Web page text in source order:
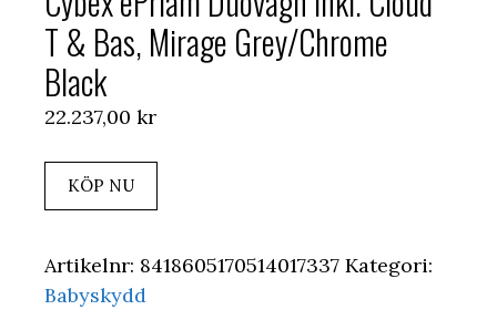
T & Bas, Mirage Grey/Chrome
Black
22.237,00 kr
KÖP NU
Artikelnr: 8418605170514017337 Kategori:
Babyskydd